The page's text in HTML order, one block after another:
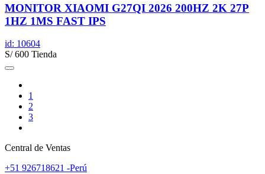
MONITOR XIAOMI G27QI 2026 200HZ 2K 27P
1HZ 1MS FAST IPS
id: 10604
S/ 600 Tienda
1
2
3
Central de Ventas
+51 926718621 -Perú